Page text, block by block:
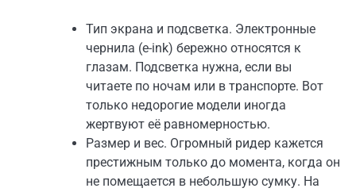
Тип экрана и подсветка. Электронные
чернила (e-ink) бережно относятся к
глазам. Подсветка нужна, если вы
читаете по ночам или в транспорте. Вот
только недорогие модели иногда
жертвуют её равномерностью.
Размер и вес. Огромный ридер кажется
престижным только до момента, когда он
не помещается в небольшую сумку. На